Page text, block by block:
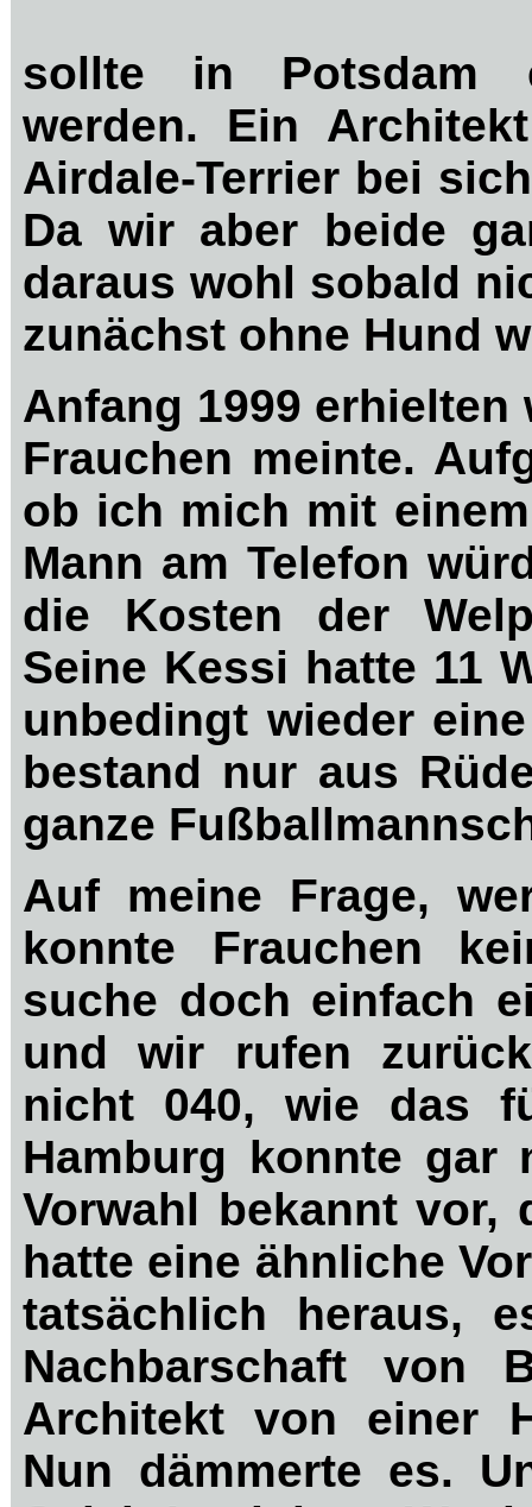
sollte in Potsdam
werden. Ein
Airdale-Terrier bei
Da wir aber beide
daraus wohl sobald
zunächst ohne Hund
Anfang 1999
Frauchen meinte.
ob ich mich mit
Mann am Telefon
die Kosten der
Seine Kessi hatte 11
unbedingt wieder
bestand nur aus
ganze
Auf meine Frage,
konnte Frauchen
suche doch einfach
und wir rufen
nicht 040, wie das
Hamburg konnte gar
Vorwahl bekannt vor,
hatte eine ähnliche
tatsächlich heraus,
Nachbarschaft von
Architekt von einer
Nun dämmerte es.